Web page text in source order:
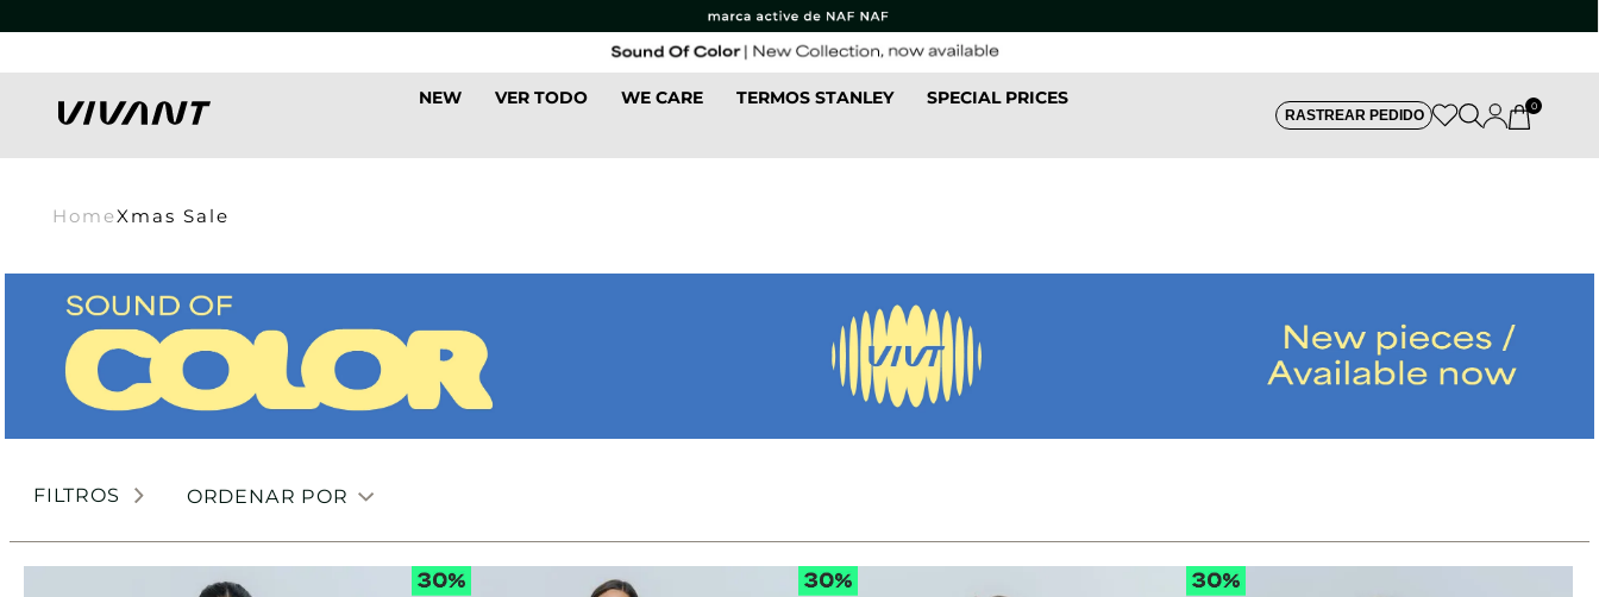
NEW VER TODO WE CARE TERMOS STANLEY SPECIAL PRICES
RASTREAR PEDIDO
0
HomeXmas Sale
FILTROS ORDENAR POR